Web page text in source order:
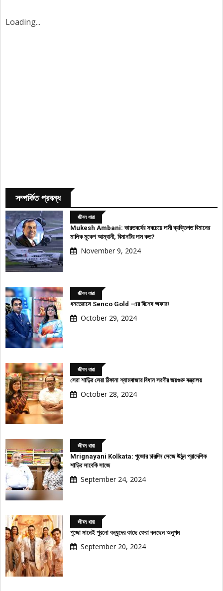
Loading...
সম্পর্কিত প্রবন্ধ
জীবন ধারা
Mukesh Ambani: ভারতবর্ষের সবচেয়ে দামী ব্যক্তিগত বিমানের
মালিক মুকেশ আম্বানী, বিমানটির দাম কত?
November 9, 2024
জীবন ধারা
ধনতেরাসে Senco Gold -এর বিশেষ অফার!
October 29, 2024
জীবন ধারা
সেরা শাড়ির সেরা ঠিকানা শ্যামবাজার বিধান সরণীর জয়গুরু বস্ত্রালয়
October 28, 2024
জীবন ধারা
Mrignayani Kolkata: পুজোর চারদিন সেজে উঠুন প্রাদেশিক
শাড়ির সাবেকি সাজে
September 24, 2024
জীবন ধারা
পুজো মানেই পুরনো বন্ধুদের কাছে ফেরা বলছেন অনুপম
September 20, 2024